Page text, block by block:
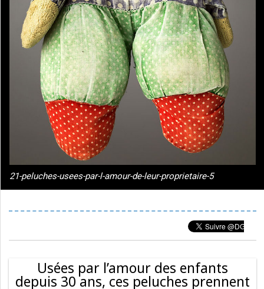
21-peluches-usees-par-l-amour-de-leur-proprietaire-5
Usées par l’amour des enfants
depuis 30 ans, ces peluches prennent